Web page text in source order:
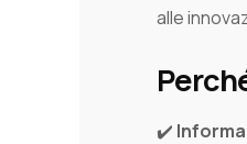
alle
✔️